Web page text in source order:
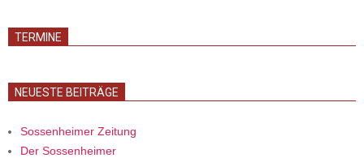
TERMINE
NEUESTE BEITRÄGE
Sossenheimer Zeitung
Der Sossenheimer